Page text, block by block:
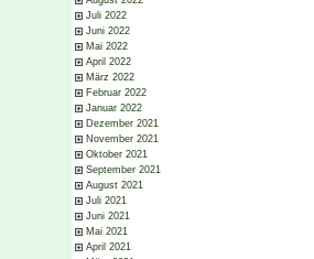
Juli 2022
Juni 2022
Mai 2022
April 2022
März 2022
Februar 2022
Januar 2022
Dezember 2021
November 2021
Oktober 2021
September 2021
August 2021
Juli 2021
Juni 2021
Mai 2021
April 2021